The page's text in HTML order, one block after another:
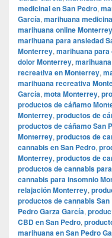
medicinal en San Pedro,
García, marihuana
marihuana online Monterrey
marihuana para ansiedad
Monterrey, marihuana
dolor Monterrey,
recreativa en Monterrey,
marihuana recreativa
García, mota Monterrey,
productos de cáñamo
Monterrey, productos de
productos de cáñamo San
Monterrey, productos de
cannabis en San Pedro,
Monterrey, productos de
productos de cannabis
cannabis para insomnio
relajación Monterrey,
productos de cannabis San
Pedro Garza García,
CBD en San Pedro,
marihuana en San Pedro